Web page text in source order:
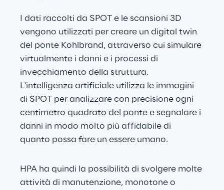
I dati raccolti da SPOT e le scansioni 3D
vengono utilizzati per creare un digital twin
del ponte Kohlbrand, attraverso cui simulare
virtualmente i danni e i processi di
invecchiamento della struttura.
L'intelligenza artificiale utilizza le immagini
di SPOT per analizzare con precisione ogni
centimetro quadrato del ponte e segnalare i
danni in modo molto più affidabile di
quanto possa fare un essere umano.
HPA ha quindi la possibilità di svolgere molte
attività di manutenzione, monotone o